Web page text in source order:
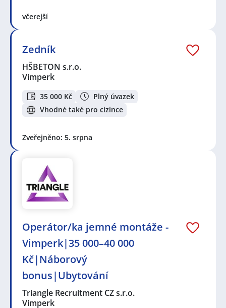
včerejší
Zedník
HŠBETON s.r.o.
Vimperk
35 000 Kč
Plný úvazek
Vhodné také pro cizince
Zveřejněno: 5. srpna
Operátor/ka jemné montáže -
Vimperk|35 000–40 000
Kč|Náborový
bonus|Ubytování
Triangle Recruitment CZ s.r.o.
Vimperk